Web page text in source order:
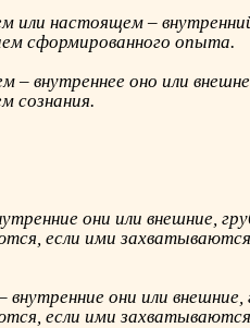
настоящем –
сформированного опыта.
оно или
сознания.
они или внешние,
если ими
они или внешние,
если ими